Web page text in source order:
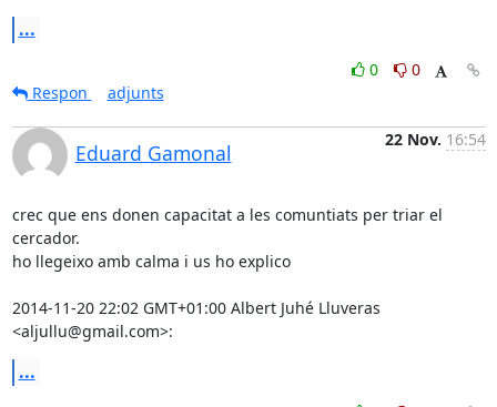
...
0
0
Respon
adjunts
Eduard Gamonal
22 Nov. 16:54
crec que ens donen capacitat a les comuntiats per triar el
cercador.
ho llegeixo amb calma i us ho explico
2014-11-20 22:02 GMT+01:00 Albert Juhé Lluveras
<aljullu@gmail.com>:
...